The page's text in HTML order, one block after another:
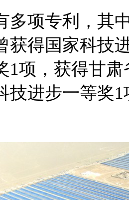
多项专利，其
获得国家科技
1项，获得甘
技进步一等奖